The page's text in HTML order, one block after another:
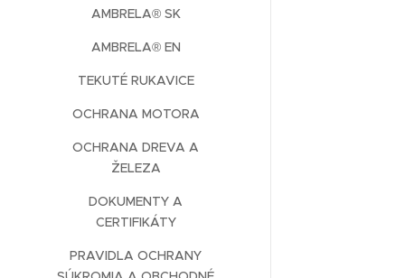
AMBRELA® SK
AMBRELA® EN
TEKUTÉ RUKAVICE
OCHRANA MOTORA
OCHRANA DREVA A
ŽELEZA
DOKUMENTY A
CERTIFIKÁTY
PRAVIDLA OCHRANY